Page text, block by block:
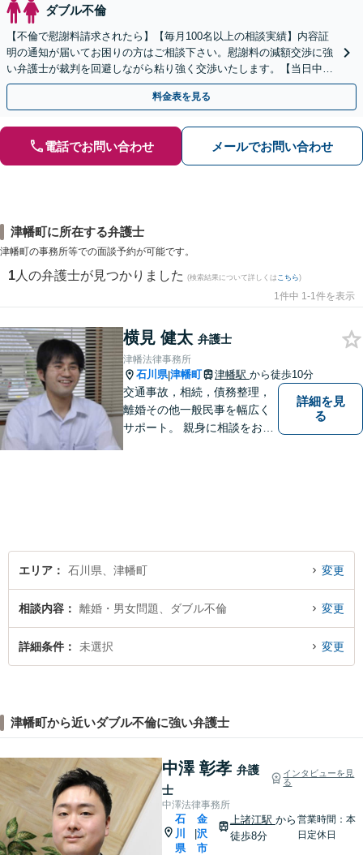
ダブル不倫
【不倫で慰謝料請求されたら】【毎月100名以上の相談実績】内容証
明の通知が届いてお困りの方はご相談下さい。慰謝料の減額交渉に強
い弁護士が裁判を回避しながら粘り強く交渉いたします。【当日中の
相談可(予約制)】【全国対応】
料金表を見る
電話でお問い合わせ メールでお問い合わせ
津幡町に所在する弁護士
津幡町の事務所等での面談予約が可能です。
1 人の弁護士が見つかりました (検索結果について詳しくは こちら)
1件中 1-1件を表示
横見 健太 弁護士
津幡法律事務所
石川県|津幡町 津幡駅 から徒歩10分
交通事故，相続，債務整理，
離婚その他一般民事を幅広く
サポート。 親身に相談をお聞
詳細を見
る
エリア 石川県、津幡町 変更
相談内容 離婚・男女問題、ダブル不倫 変更
詳細条件 未選択 変更
津幡町から近いダブル不倫に強い弁護士
中澤 彰孝 弁護
士
インタビューを見
る
中澤法律事務所
石
川
県
|
金
沢
市
上諸江駅 から
徒歩8分
営業時間：本
日定休日